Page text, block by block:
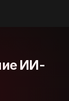
ИИ-